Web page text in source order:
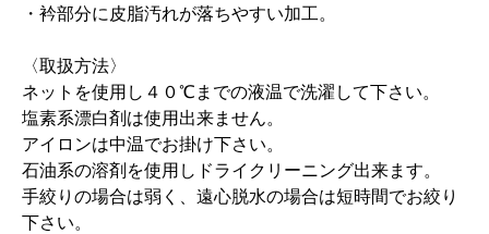
・衿部分に皮脂汚れが落ちやすい加工。
〈取扱方法〉
ネットを使用し４０℃までの液温で洗濯して下さい。
塩素系漂白剤は使用出来ません。
アイロンは中温でお掛け下さい。
石油系の溶剤を使用しドライクリーニング出来ます。
手絞りの場合は弱く、遠心脱水の場合は短時間でお絞り
下さい。